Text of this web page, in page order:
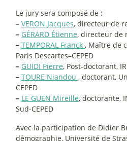
Le jury sera composé de :
– VERON Jacques, directeur de
– GÉRARD Étienne, directeur de
– TEMPORAL Franck , Maître de
Paris Descartes–CEPED
– GUIDI Pierre, Post-doctorant,
– TOURE Niandou , doctorant,
CEPED
– LE GUEN Mireille, doctorante,
Sud-CEPED
Avec la participation de Didier
démographie, Université de